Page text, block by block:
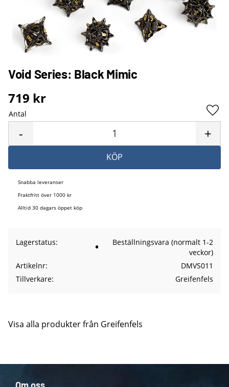
Void Series: Black Mimic
719 kr
Antal
+
-
KÖP
Snabba leveranser
Fraktfritt över 1000 kr
Alltid 30 dagars öppet köp
Lagerstatus
Beställningsvara (normalt 1-2
veckor)
Artikelnr
DMVS011
Tillverkare
Greifenfels
Visa alla produkter från Greifenfels